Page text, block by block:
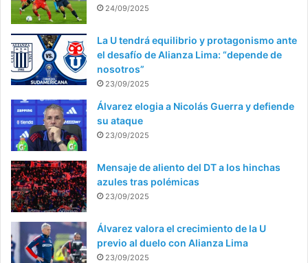
24/09/2025
La U tendrá equilibrio y protagonismo ante
el desafío de Alianza Lima: “depende de
nosotros”
23/09/2025
Álvarez elogia a Nicolás Guerra y defiende
su ataque
23/09/2025
Mensaje de aliento del DT a los hinchas
azules tras polémicas
23/09/2025
Álvarez valora el crecimiento de la U
previo al duelo con Alianza Lima
23/09/2025